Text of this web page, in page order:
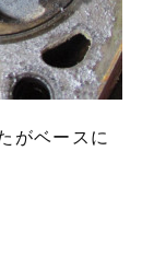
がベースに